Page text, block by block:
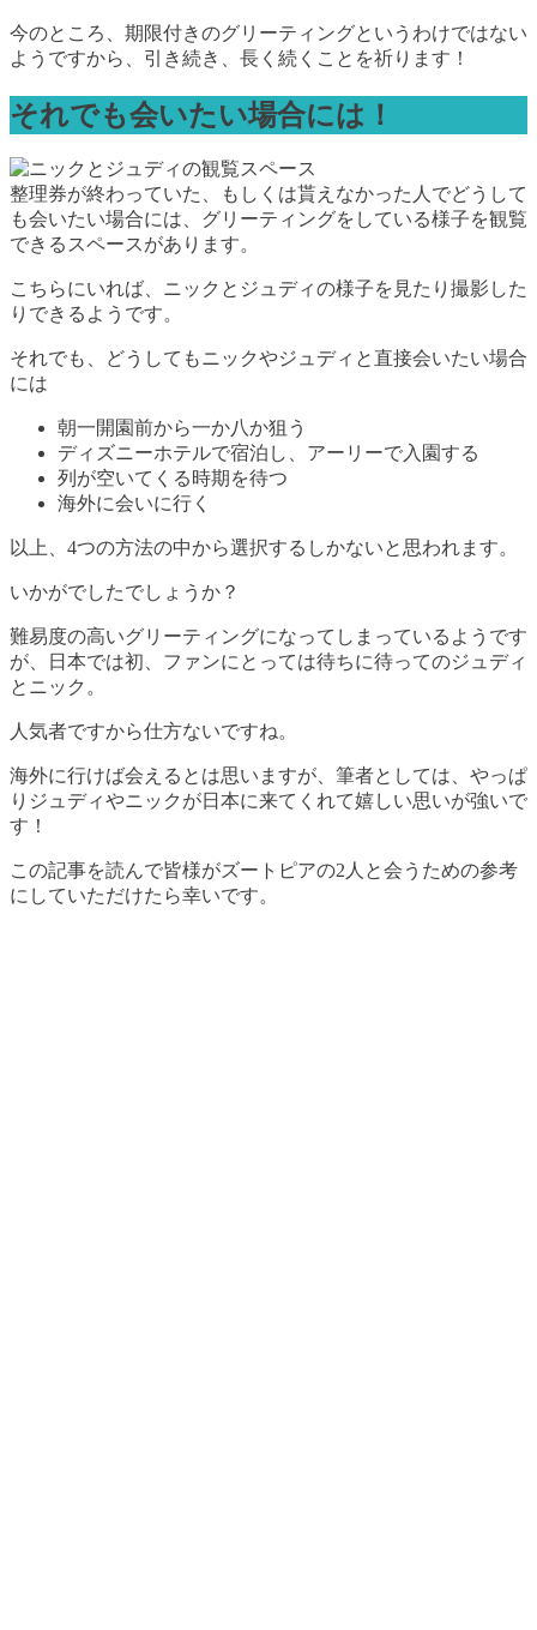
今のところ、期限付きのグリーティングというわけではない
ようですから、引き続き、長く続くことを祈ります！
それでも会いたい場合には！
整理券が終わっていた、もしくは貰えなかった人でどうして
も会いたい場合には、グリーティングをしている様子を観覧
できるスペースがあります。
こちらにいれば、ニックとジュディの様子を見たり撮影した
りできるようです。
それでも、どうしてもニックやジュディと直接会いたい場合
には
朝一開園前から一か八か狙う
ディズニーホテルで宿泊し、アーリーで入園する
列が空いてくる時期を待つ
海外に会いに行く
以上、4つの方法の中から選択するしかないと思われます。
いかがでしたでしょうか？
難易度の高いグリーティングになってしまっているようです
が、日本では初、ファンにとっては待ちに待ってのジュディ
とニック。
人気者ですから仕方ないですね。
海外に行けば会えるとは思いますが、筆者としては、やっぱ
りジュディやニックが日本に来てくれて嬉しい思いが強いで
す！
この記事を読んで皆様がズートピアの2人と会うための参考
にしていただけたら幸いです。